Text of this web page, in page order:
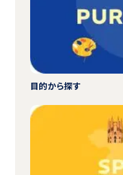
目的から探す